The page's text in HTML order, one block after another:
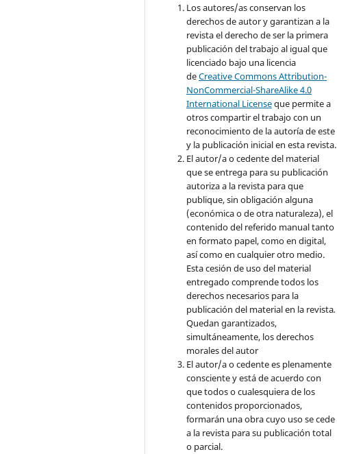
Los autores/as conservan los
derechos de autor y garantizan a la
revista el derecho de ser la primera
publicación del trabajo al igual que
licenciado bajo una licencia
deCreative Commons Attribution-
NonCommercial-ShareAlike 4.0
International Licenseque permite a
otros compartir el trabajo con un
reconocimiento de la autoría de este
y la publicación inicial en esta revista.
El autor/a o cedente del material
que se entrega para su publicación
autoriza a la revista para que
publique, sin obligación alguna
(económica o de otra naturaleza), el
contenido del referido manual tanto
en formato papel, como en digital,
así como en cualquier otro medio.
Esta cesión de uso del material
entregado comprende todos los
derechos necesarios para la
publicación del material en la revista.
Quedan garantizados,
simultáneamente, los derechos
morales del autor
El autor/a o cedente es plenamente
consciente y está de acuerdo con
que todos o cualesquiera de los
contenidos proporcionados,
formarán una obra cuyo uso se cede
a la revista para su publicación total
o parcial.